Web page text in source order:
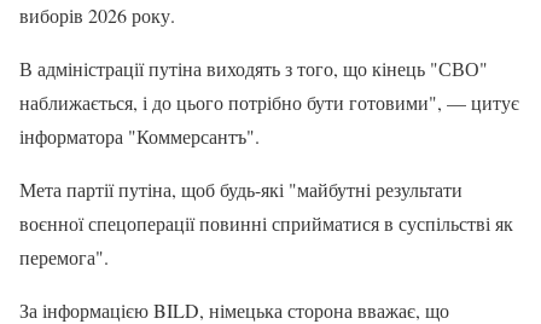
виборів 2026 року.
В адміністрації путіна виходять з того, що кінець "СВО"
наближається, і до цього потрібно бути готовими", — цитує
інформатора "Коммерсантъ".
Мета партії путіна, щоб будь-які "майбутні результати
воєнної спецоперації повинні сприйматися в суспільстві як
перемога".
За інформацією BILD, німецька сторона вважає, що